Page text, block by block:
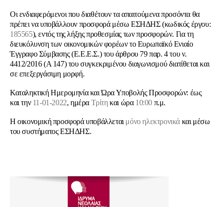
Οι ενδιαφερόμενοι που διαθέτουν τα απαιτούμενα προσόντα θα
πρέπει να υποβάλλουν προσφορά μέσω ΕΣΗΔΗΣ (κωδικός έργου:
185565), εντός της λήξης προθεσμίας των προσφορών. Για τη
διευκόλυνση των οικονομικών φορέων το Ευρωπαϊκό Ενιαίο
Έγγραφο Σύμβασης (Ε.Ε.Ε.Σ.) του άρθρου 79 παρ. 4 του ν.
4412/2016 (Α 147) του συγκεκριμένου διαγωνισμού διατίθεται και
σε επεξεργάσιμη μορφή.
Καταληκτική Ημερομηνία και Ώρα Υποβολής Προσφορών: έως
και την 11-01-2022, ημέρα Τρίτηκαι ώρα 10:00 π.μ.
Η οικονομική προσφορά υποβάλλεται μόνο ηλεκτρονικά και μέσω
του συστήματος ΕΣΗΔΗΣ.